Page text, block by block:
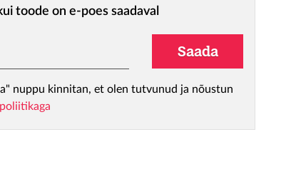
toode on e-poes saadaval
Saada
nuppu kinnitan, et olen tutvunud ja nõustun